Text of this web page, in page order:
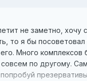
не заметно, хочу
то я бы
Много
по другому.